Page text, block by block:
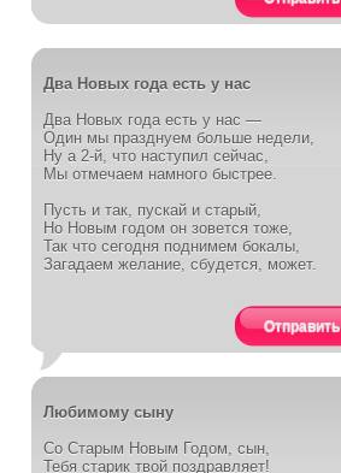
Два Новых года есть у нас
Два Новых года есть у нас —
Один мы празднуем больше недели,
Ну а 2-й, что наступил сейчас,
Мы отмечаем намного быстрее.
Пусть и так, пускай и старый,
Но Новым годом он зовется тоже,
Так что сегодня поднимем бокалы,
Загадаем желание, сбудется, может.
Отправить
Любимому сыну
Со Старым Новым Годом, сын,
Тебя старик твой поздравляет!